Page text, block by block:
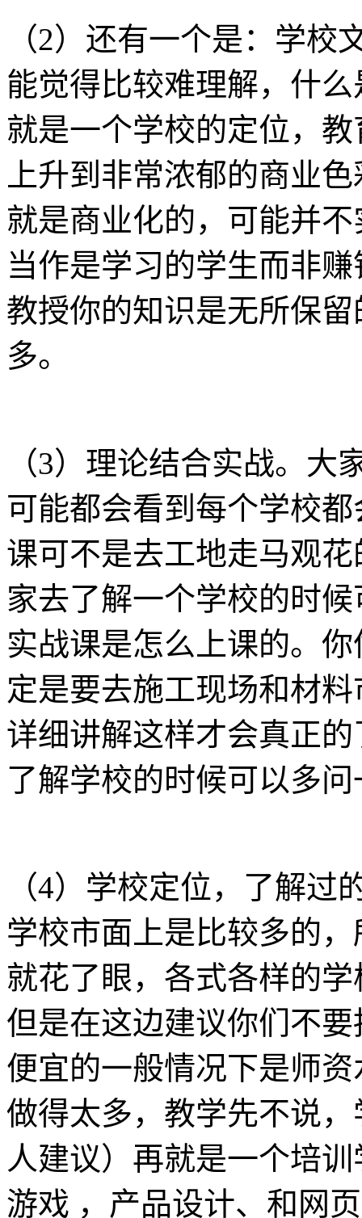
（2）还有一个是：学
能觉得比较难理解，什
就是一个学校的定位，
上升到非常浓郁的商业
就是商业化的，可能并
当作是学习的学生而非
教授你的知识是无所保
多。
（3）理论结合实战。
可能都会看到每个学校
课可不是去工地走马观
家去了解一个学校的时
实战课是怎么上课的。
定是要去施工现场和材
详细讲解这样才会真正
了解学校的时候可以多
（4）学校定位，了解
学校市面上是比较多的
就花了眼，各式各样的
但是在这边建议你们不
便宜的一般情况下是师
做得太多，教学先不说
人建议）再就是一个培
游戏 ，产品设计、和网